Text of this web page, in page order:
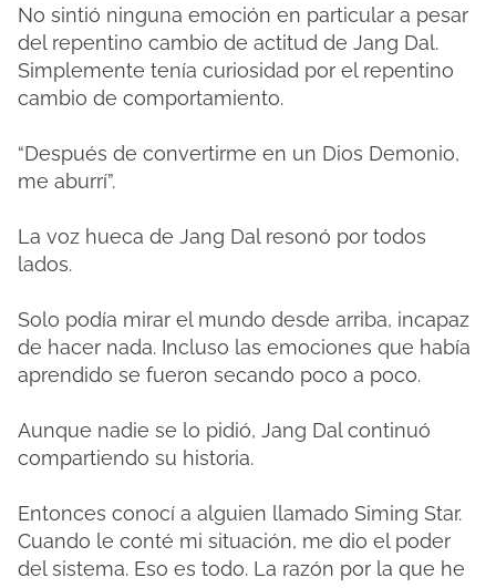
No sintió ninguna emoción en particular a pesar
del repentino cambio de actitud de Jang Dal.
Simplemente tenía curiosidad por el repentino
cambio de comportamiento.
“Después de convertirme en un Dios Demonio,
me aburrí”.
La voz hueca de Jang Dal resonó por todos
lados.
Solo podía mirar el mundo desde arriba, incapaz
de hacer nada. Incluso las emociones que había
aprendido se fueron secando poco a poco.
Aunque nadie se lo pidió, Jang Dal continuó
compartiendo su historia.
Entonces conocí a alguien llamado Siming Star.
Cuando le conté mi situación, me dio el poder
del sistema. Eso es todo. La razón por la que he